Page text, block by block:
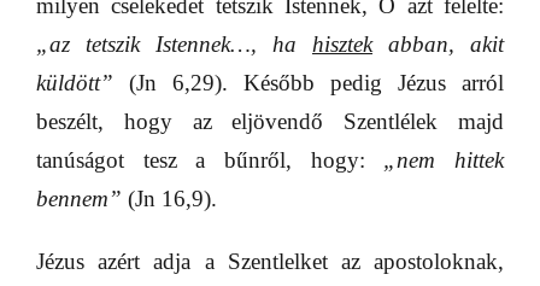
milyen cselekedet tetszik Istennek, Ő azt felelte:
„az tetszik Istennek…, ha hisztekabban, akit
küldött” (Jn 6,29). Később pedig Jézus arról
beszélt, hogy az eljövendő Szentlélek majd
tanúságot tesz a bűnről, hogy: „nem hittek
bennem” (Jn 16,9).
Jézus azért adja a Szentlelket az apostoloknak,